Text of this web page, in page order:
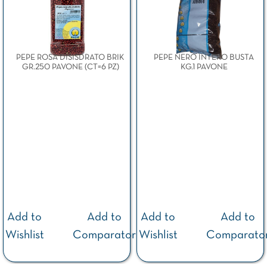
PEPE ROSA DISISDRATO BRIK
GR.250 PAVONE (CT=6 PZ)
Add to
Wishlist
Add to
Comparator
PEPE NERO INTERO BUSTA
KG.1 PAVONE
Add to
Wishlist
Add to